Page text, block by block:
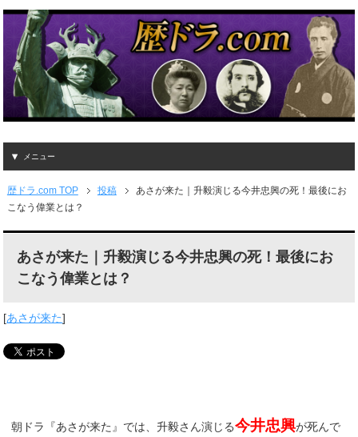
メニュー
歴ドラ.com TOP 投稿
あさが来た｜升毅演じる今井忠興の死！最後にお
こなう偉業とは？
あさが来た｜升毅演じる今井忠興の死！最後にお
こなう偉業とは？
[あさが来た]
朝ドラ『あさが来た』では、升毅さん演じる今井忠興が死んで